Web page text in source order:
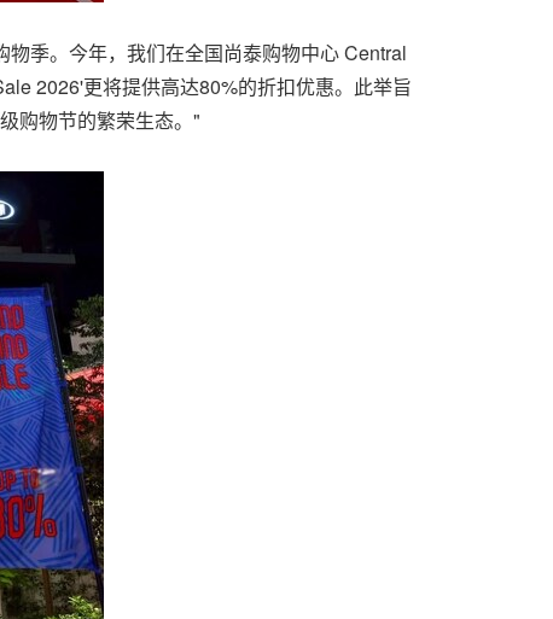
季。今年，我们在全国尚泰购物中心 Central
2026'更将提供高达80%的折扣优惠。此举旨
购物节的繁荣生态。"